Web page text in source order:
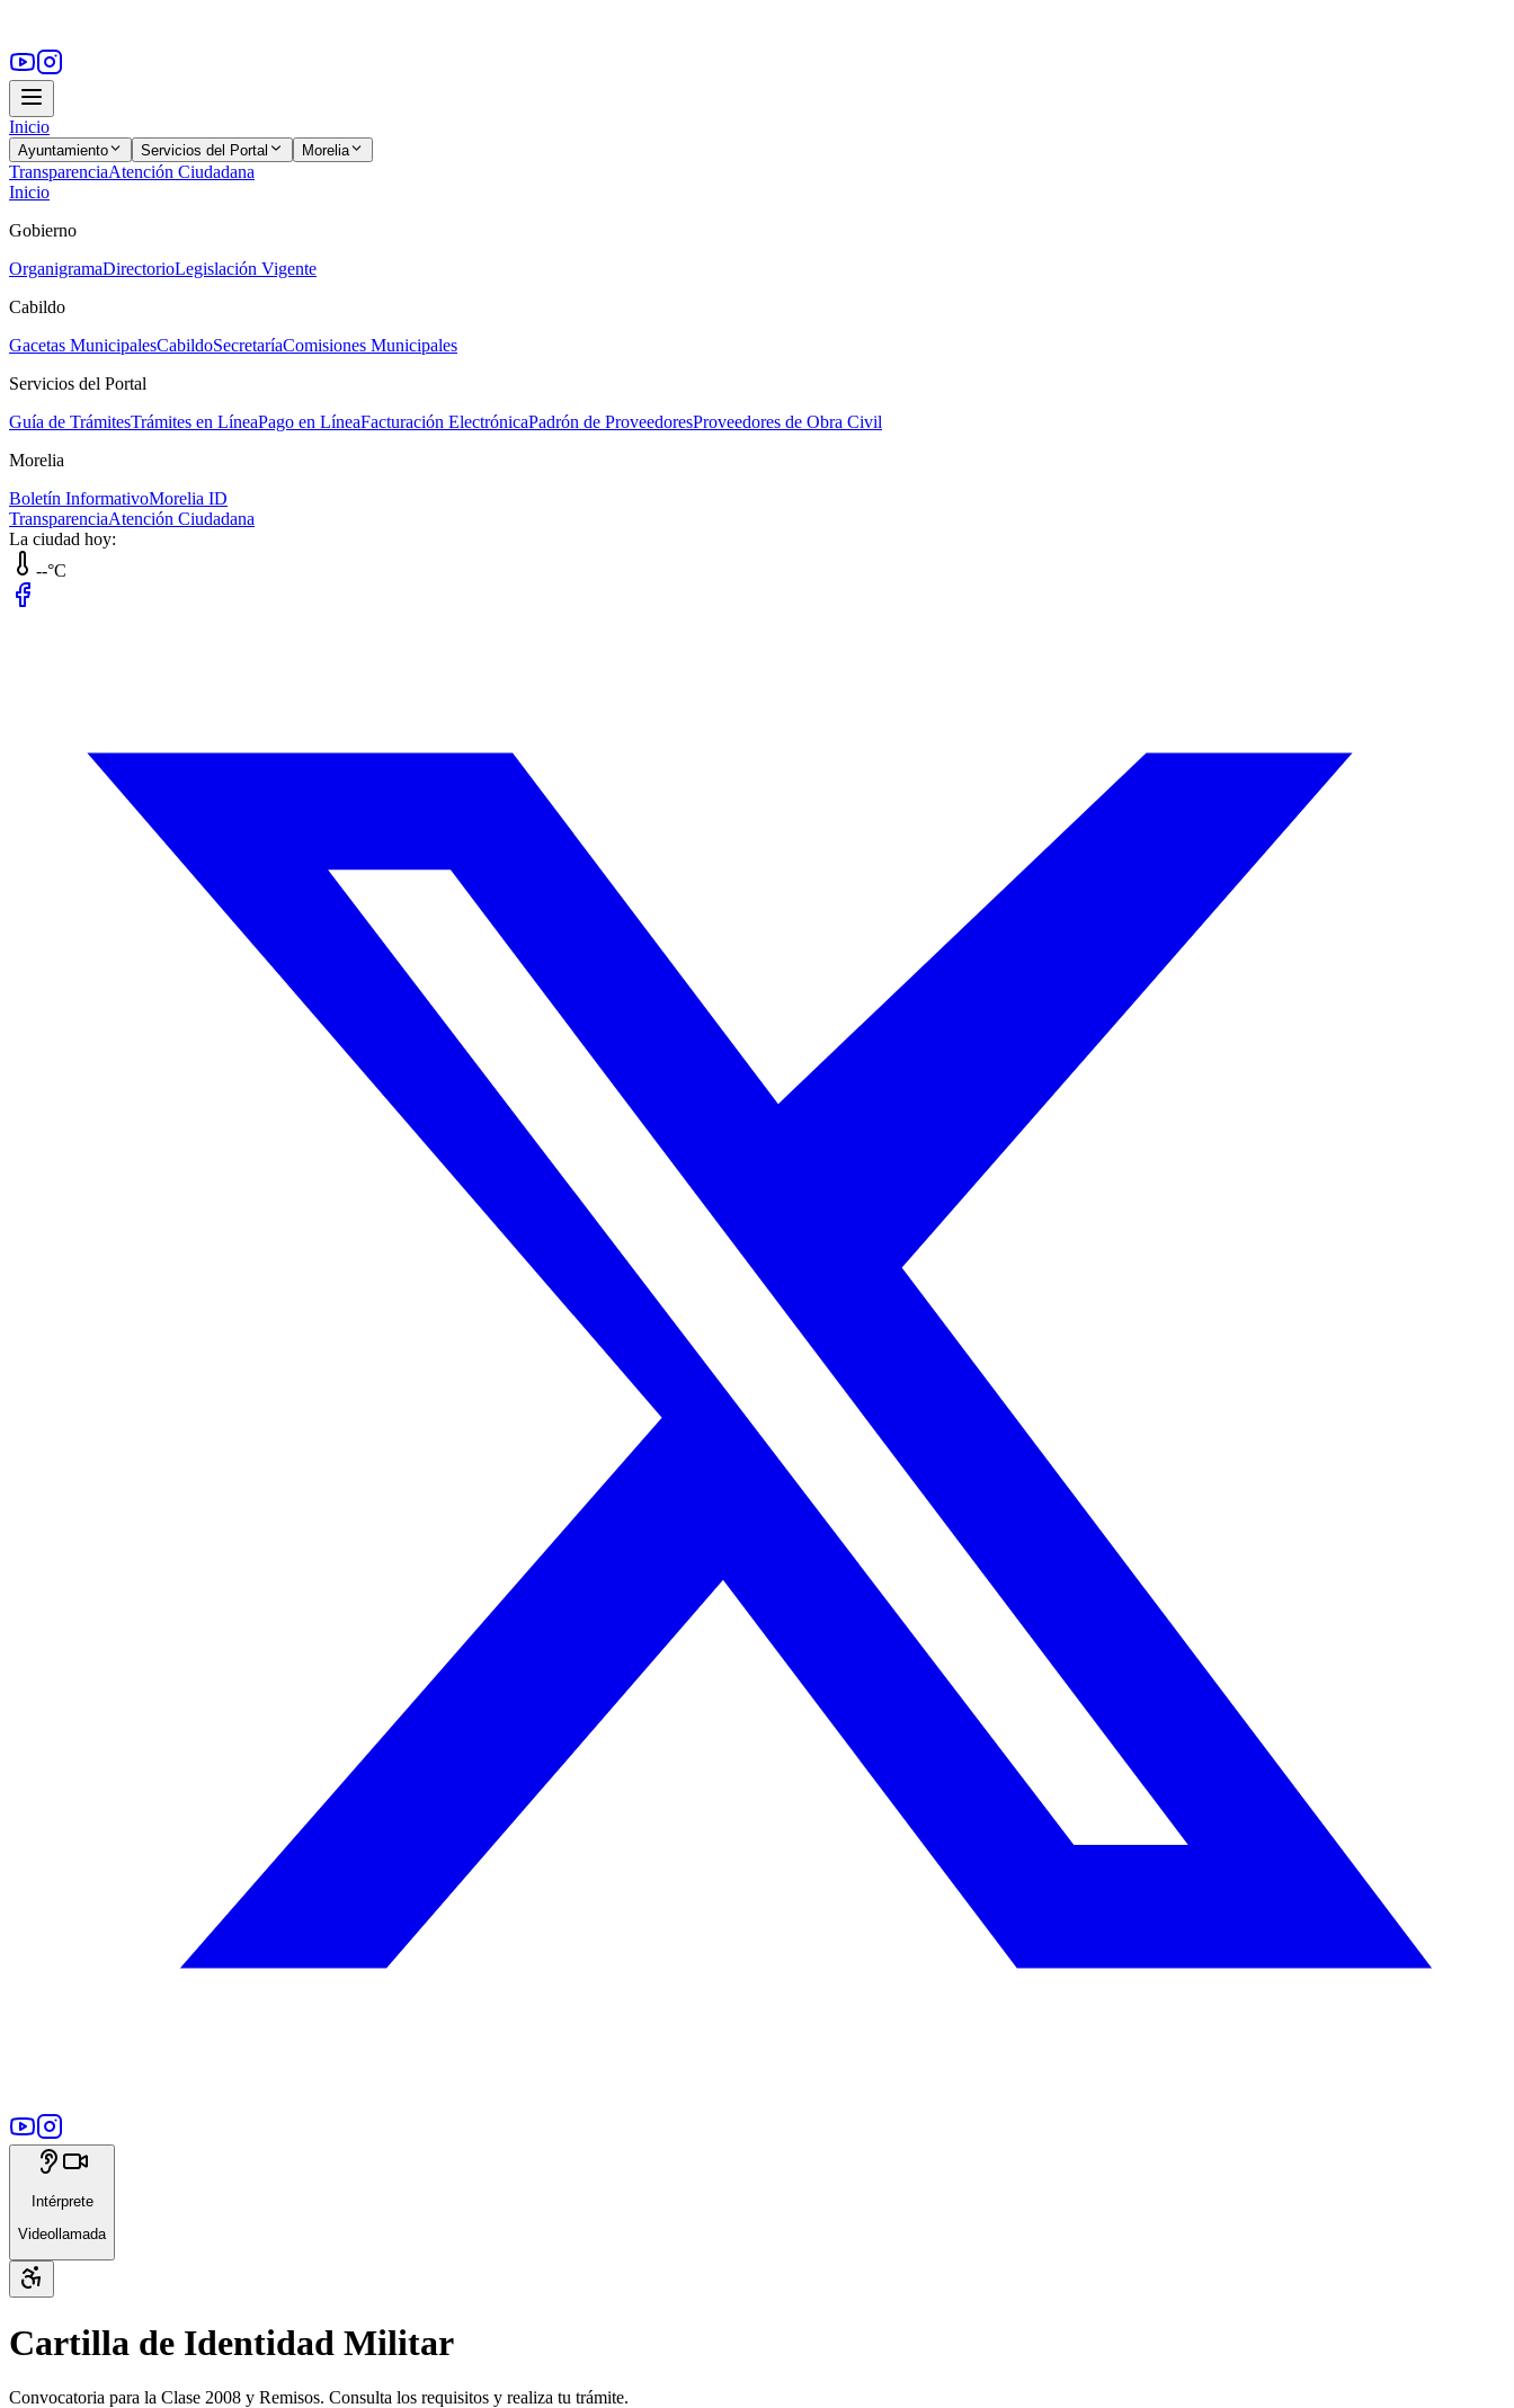
Inicio
Ayuntamiento Servicios del Portal Morelia
TransparenciaAtención Ciudadana
Inicio
Gobierno
OrganigramaDirectorioLegislación Vigente
Cabildo
Gacetas MunicipalesCabildoSecretaríaComisiones Municipales
Servicios del Portal
Guía de TrámitesTrámites en LíneaPago en LíneaFacturación ElectrónicaPadrón de ProveedoresProveedores de Obra Civil
Morelia
Boletín InformativoMorelia ID
TransparenciaAtención Ciudadana
La ciudad hoy:
--°C
Intérprete
Videollamada
Cartilla de Identidad Militar
Convocatoria para la Clase 2008 y Remisos. Consulta los requisitos y realiza tu trámite.